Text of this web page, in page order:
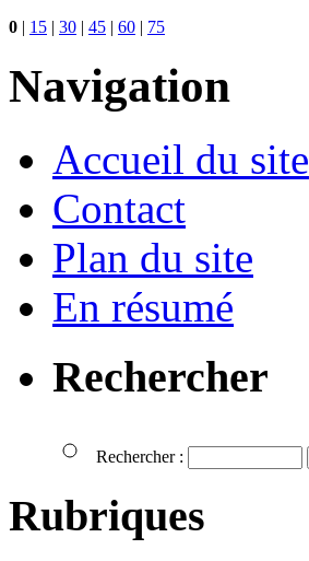
0 | 15 | 30 | 45 | 60 | 75
Navigation
Accueil du site
Contact
Plan du site
En résumé
Rechercher
Rechercher :
Rubriques